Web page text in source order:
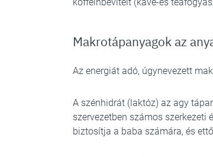
Makrotápanyagok az
Az energiát adó, úgynevezett
A szénhidrát (laktóz) az agy
szervezetben számos
biztosítja a baba számára, és